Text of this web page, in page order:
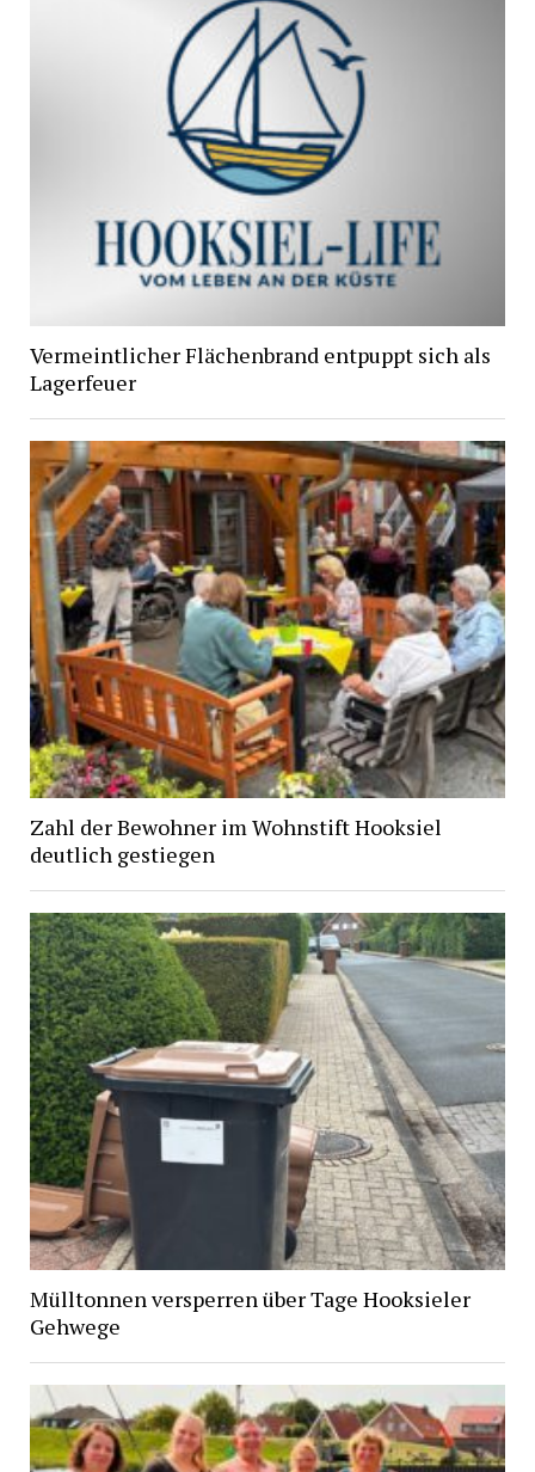
Vermeintlicher Flächenbrand entpuppt sich als
Lagerfeuer
Zahl der Bewohner im Wohnstift Hooksiel
deutlich gestiegen
Mülltonnen versperren über Tage Hooksieler
Gehwege